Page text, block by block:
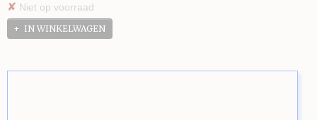
✘ Niet op voorraad
IN WINKELWAGEN